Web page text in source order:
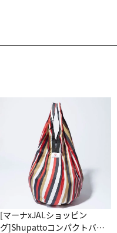
[マーナxJALショッピン
グ]Shupattoコンパクトバッ